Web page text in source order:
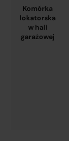
Komórka
lokatorska
w hali
garażowej